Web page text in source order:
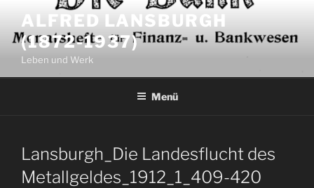
Inhalt
springen
ALFRED LANSBURGH
(1872-1937)
Leben und Werk
Menü
Lansburgh_Die Landesflucht des
Metallgeldes_1912_1_409-420